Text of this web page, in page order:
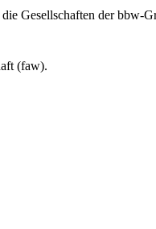
Gesellschaften der bbw-
(faw).